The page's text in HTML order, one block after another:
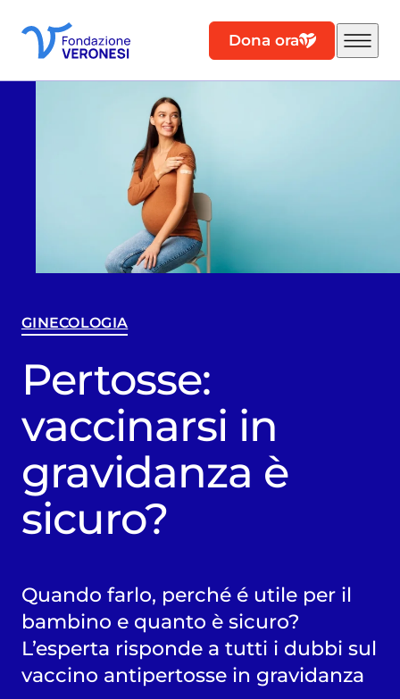
Dona ora
GINECOLOGIA
Pertosse:
vaccinarsi in
gravidanza è
sicuro?
Quando farlo, perché é utile per il
bambino e quanto è sicuro?
L’esperta risponde a tutti i dubbi sul
vaccino antipertosse in gravidanza